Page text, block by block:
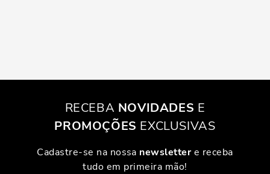
RECEBA NOVIDADES E
PROMOÇÕES EXCLUSIVAS
Cadastre-se na nossa newslettere receba
tudo em primeira mão!